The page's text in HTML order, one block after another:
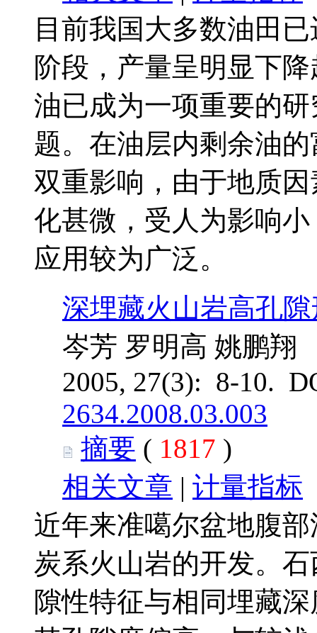
目前我国大多数油田
阶段，产量呈明显下
油已成为一项重要的
题。在油层内剩余油
双重影响，由于地质
化甚微，受人为影响
应用较为广泛。
深埋藏火山岩高孔
岑芳 罗明高 姚鹏翔
2005, 27(3): 8-10.
2634.2008.03.003
摘要 ( 1817 )
相关文章 | 计量指标
近年来准噶尔盆地腹
炭系火山岩的开发。
隙性特征与相同埋藏